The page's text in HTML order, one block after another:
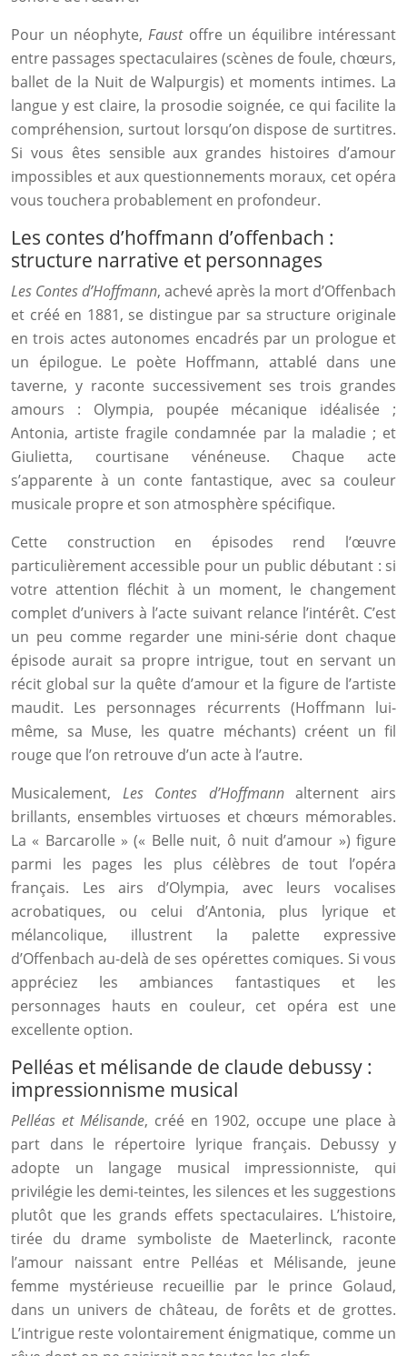
Pour un néophyte,Faustoffre un équilibre intéressant
entre passages spectaculaires (scènes de foule, chœurs,
ballet de la Nuit de Walpurgis) et moments intimes. La
langue y est claire, la prosodie soignée, ce qui facilite la
compréhension, surtout lorsqu’on dispose de surtitres.
Si vous êtes sensible aux grandes histoires d’amour
impossibles et aux questionnements moraux, cet opéra
vous touchera probablement en profondeur.
Les contes d’hoffmann d’offenbach :
structure narrative et personnages
Les Contes d’Hoffmann, achevé après la mort d’Offenbach
et créé en 1881, se distingue par sa structure originale
en trois actes autonomes encadrés par un prologue et
un épilogue. Le poète Hoffmann, attablé dans une
taverne, y raconte successivement ses trois grandes
amours : Olympia, poupée mécanique idéalisée ;
Antonia, artiste fragile condamnée par la maladie ; et
Giulietta, courtisane vénéneuse. Chaque acte
s’apparente à un conte fantastique, avec sa couleur
musicale propre et son atmosphère spécifique.
Cette construction en épisodes rend l’œuvre
particulièrement accessible pour un public débutant : si
votre attention fléchit à un moment, le changement
complet d’univers à l’acte suivant relance l’intérêt. C’est
un peu comme regarder une mini-série dont chaque
épisode aurait sa propre intrigue, tout en servant un
récit global sur la quête d’amour et la figure de l’artiste
maudit. Les personnages récurrents (Hoffmann lui-
même, sa Muse, les quatre méchants) créent un fil
rouge que l’on retrouve d’un acte à l’autre.
Musicalement, Les Contes d’Hoffmannalternent airs
brillants, ensembles virtuoses et chœurs mémorables.
La « Barcarolle » (« Belle nuit, ô nuit d’amour ») figure
parmi les pages les plus célèbres de tout l’opéra
français. Les airs d’Olympia, avec leurs vocalises
acrobatiques, ou celui d’Antonia, plus lyrique et
mélancolique, illustrent la palette expressive
d’Offenbach au-delà de ses opérettes comiques. Si vous
appréciez les ambiances fantastiques et les
personnages hauts en couleur, cet opéra est une
excellente option.
Pelléas et mélisande de claude debussy :
impressionnisme musical
Pelléas et Mélisande, créé en 1902, occupe une place à
part dans le répertoire lyrique français. Debussy y
adopte un langage musical impressionniste, qui
privilégie les demi-teintes, les silences et les suggestions
plutôt que les grands effets spectaculaires. L’histoire,
tirée du drame symboliste de Maeterlinck, raconte
l’amour naissant entre Pelléas et Mélisande, jeune
femme mystérieuse recueillie par le prince Golaud,
dans un univers de château, de forêts et de grottes.
L’intrigue reste volontairement énigmatique, comme un